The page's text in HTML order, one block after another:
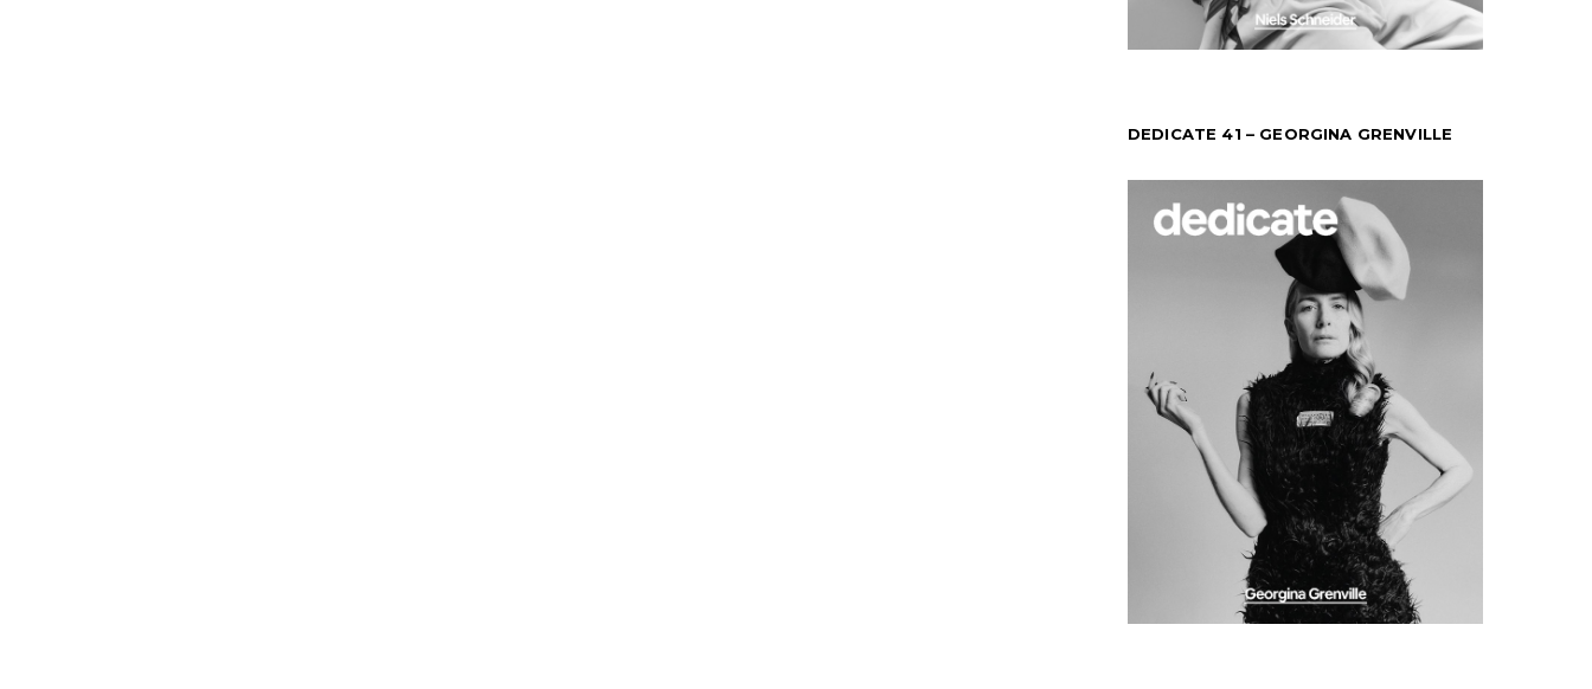
DEDICATE 41 – GEORGINA GRENVILLE